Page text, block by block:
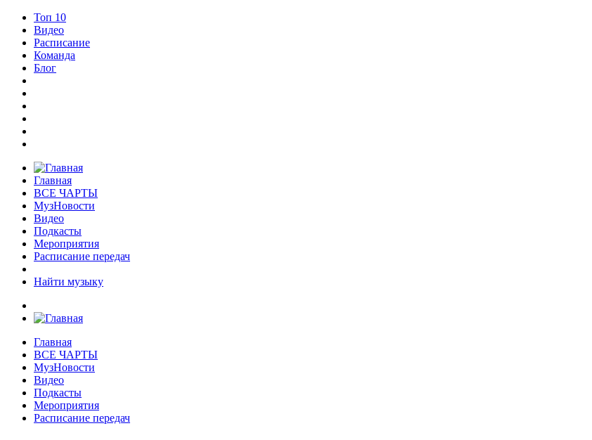
Топ 10
Видео
Расписание
Команда
Блог
Главная
ВСЕ ЧАРТЫ
МузНовости
Видео
Подкасты
Мероприятия
Расписание передач
Найти музыку
Главная
ВСЕ ЧАРТЫ
МузНовости
Видео
Подкасты
Мероприятия
Расписание передач